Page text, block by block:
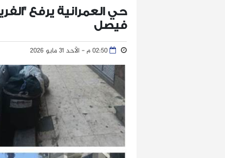
حي العمرانية يرفع
فيصل